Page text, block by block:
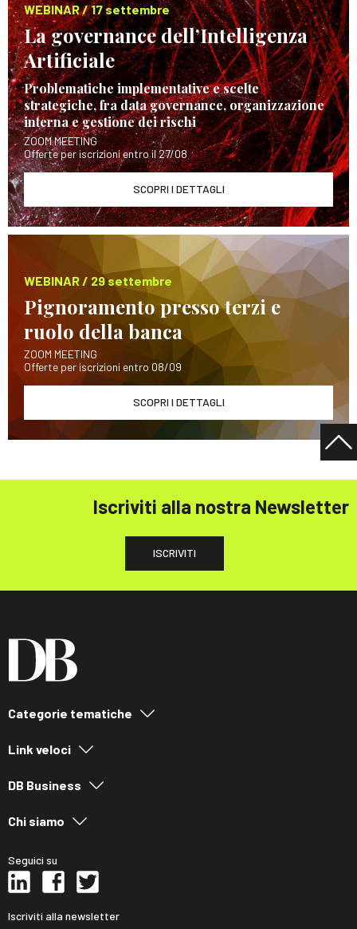
WEBINAR / 17 settembre
La governance dell’Intelligenza
Artificiale
Problematiche implementative e scelte
strategiche, fra data governance, organizzazione
interna e gestione dei rischi
ZOOM MEETING
Offerte per iscrizioni entro il 27/08
SCOPRI I DETTAGLI
WEBINAR / 29 settembre
Pignoramento presso terzi e
ruolo della banca
ZOOM MEETING
Offerte per iscrizioni entro 08/09
SCOPRI I DETTAGLI
Iscriviti alla nostra Newsletter
ISCRIVITI
Categorie tematiche
Link veloci
DB Business
Chi siamo
Seguici su
Iscriviti alla newsletter